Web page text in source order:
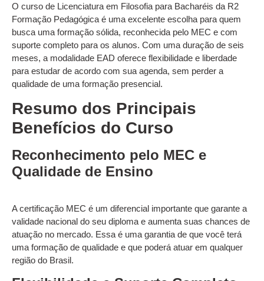
O curso de Licenciatura em Filosofia para Bacharéis da R2
Formação Pedagógica é uma excelente escolha para quem
busca uma formação sólida, reconhecida pelo MEC e com
suporte completo para os alunos. Com uma duração de seis
meses, a modalidade EAD oferece flexibilidade e liberdade
para estudar de acordo com sua agenda, sem perder a
qualidade de uma formação presencial.
Resumo dos Principais
Benefícios do Curso
Reconhecimento pelo MEC e
Qualidade de Ensino
A certificação MEC é um diferencial importante que garante a
validade nacional do seu diploma e aumenta suas chances de
atuação no mercado. Essa é uma garantia de que você terá
uma formação de qualidade e que poderá atuar em qualquer
região do Brasil.